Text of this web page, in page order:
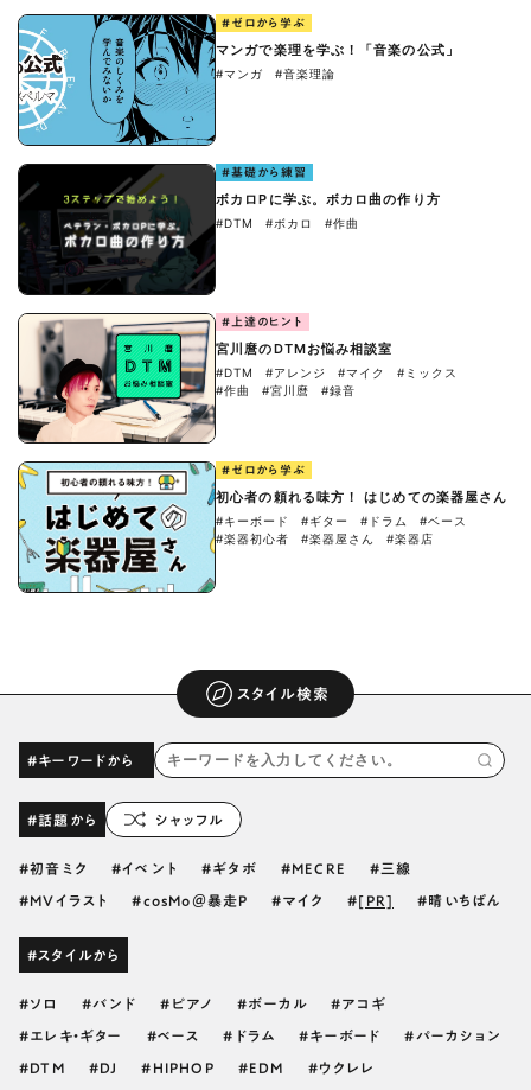
#ゼロから学ぶ
マンガで楽理を学ぶ！「音楽の公式」
#マンガ #音楽理論
#基礎から練習
ボカロPに学ぶ。ボカロ曲の作り方
#DTM #ボカロ #作曲
#上達のヒント
宮川麿のDTMお悩み相談室
#DTM #アレンジ #マイク
#ミックス
#作曲
#宮川麿 #録音
#ゼロから学ぶ
初心者の頼れる味方！ はじめての楽器屋さん
#キーボード #ギター #ドラム
#ベース
#楽器初心者
#楽器屋さん #楽器店
スタイル検索
#キーワードから
#話題から シャッフル
初音ミク イベント ギタボ MECRE 三線
MVイラスト cosMo＠暴走P マイク [PR] 晴いちばん
#スタイルから
ソロ バンド ピアノ ボーカル アコギ
エレキ・ギター ベース ドラム キーボード パーカション
DTM DJ HIPHOP EDM ウクレレ